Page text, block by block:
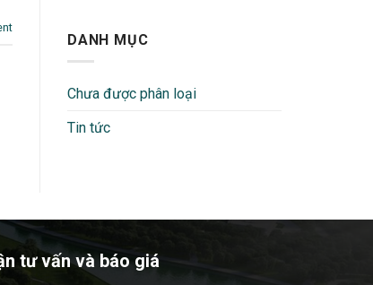
DANH MỤC
Chưa được phân loại
Tin tức
tư vấn và báo giá